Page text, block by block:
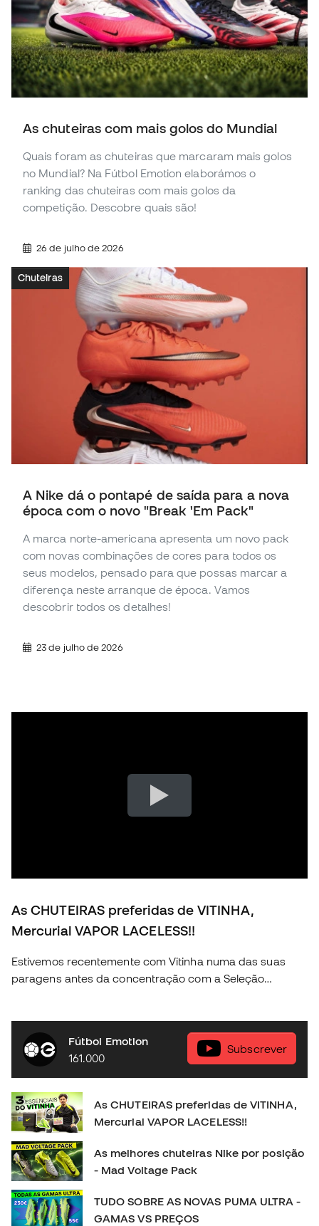
As chuteiras com mais golos do Mundial
Quais foram as chuteiras que marcaram mais golos
no Mundial? Na Fútbol Emotion elaborámos o
ranking das chuteiras com mais golos da
competição. Descobre quais são!
26 de julho de 2026
Chuteiras
A Nike dá o pontapé de saída para a nova
época com o novo "Break 'Em Pack"
A marca norte-americana apresenta um novo pack
com novas combinações de cores para todos os
seus modelos, pensado para que possas marcar a
diferença neste arranque de época. Vamos
descobrir todos os detalhes!
23 de julho de 2026
As CHUTEIRAS preferidas de VITINHA,
Mercurial VAPOR LACELESS!!
Estivemos recentemente com Vitinha numa das suas
paragens antes da concentração com a Seleção
seleção. Descobre a nova coleção Nike Football na tua
loja Fútbol Emotion mas perto de ti, ou então na nossa
loja online em 🛒 https://www.futbolemotion.com/pt
#nikefootball #nikemercurial #vitinha
Fútbol Emotion
161.000
Subscrever
As CHUTEIRAS preferidas de VITINHA,
Mercurial VAPOR LACELESS!!
As melhores chuteiras Nike por posição
- Mad Voltage Pack
TUDO SOBRE AS NOVAS PUMA ULTRA -
GAMAS VS PREÇOS